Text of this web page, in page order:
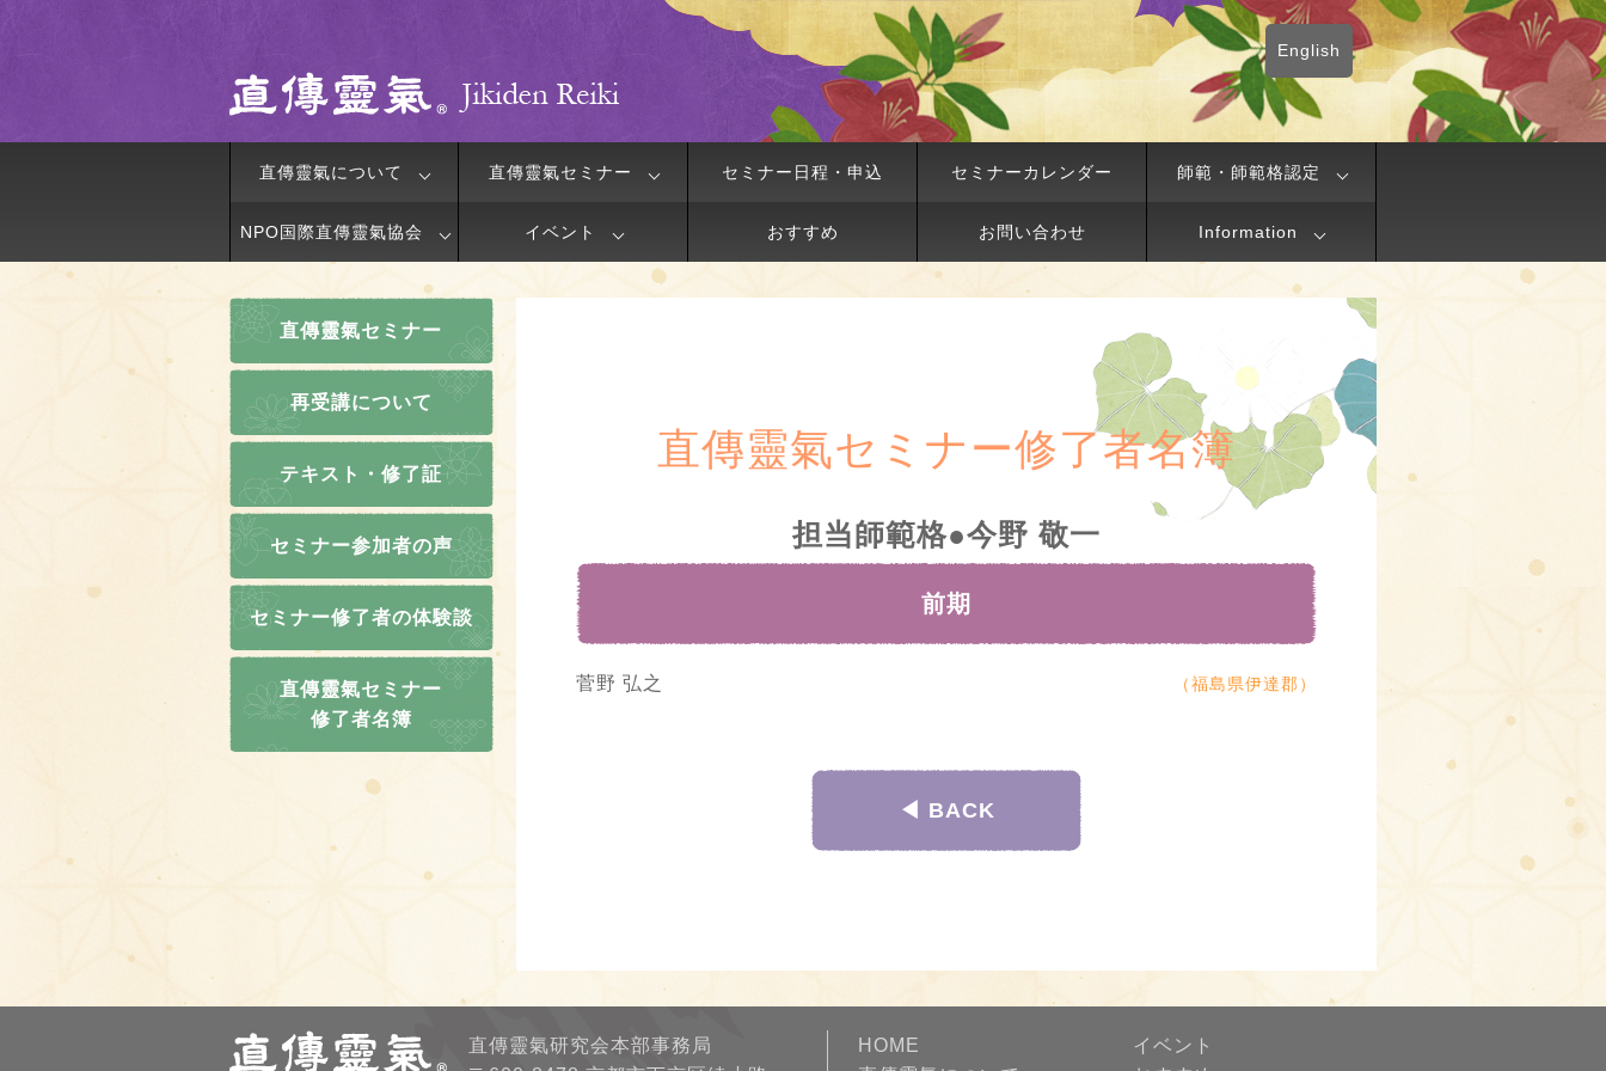
English
直傳靈氣について 直傳靈氣セミナー セミナー日程・申込 セミナーカレンダー 師範・師範格認定
NPO国際直傳靈氣協会 イベント おすすめ お問い合わせ Information
直傳靈氣セミナー
再受講について
テキスト・修了証
セミナー参加者の声
セミナー修了者の体験談
直傳靈氣セミナー
修了者名簿
直傳靈氣セミナー修了者名簿
担当師範格●今野 敬一
前期
菅野 弘之 （福島県伊達郡）
◀︎ BACK
直傳靈氣研究会本部事務局
HOME
イベント